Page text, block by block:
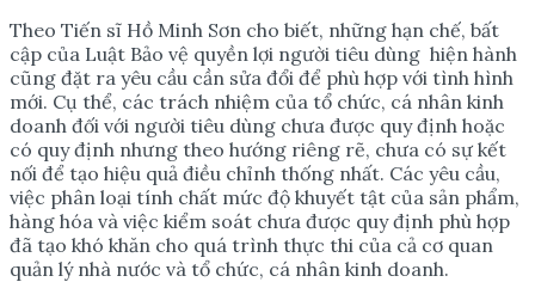
Theo Tiến sĩ Hồ Minh Sơn cho biết, những hạn chế, bất
cập của Luật Bảo vệ quyền lợi người tiêu dùng hiện hành
cũng đặt ra yêu cầu cần sửa đổi để phù hợp với tình hình
mới. Cụ thể, các trách nhiệm của tổ chức, cá nhân kinh
doanh đối với người tiêu dùng chưa được quy định hoặc
có quy định nhưng theo hướng riêng rẽ, chưa có sự kết
nối để tạo hiệu quả điều chỉnh thống nhất. Các yêu cầu,
việc phân loại tính chất mức độ khuyết tật của sản phẩm,
hàng hóa và việc kiểm soát chưa được quy định phù hợp
đã tạo khó khăn cho quá trình thực thi của cả cơ quan
quản lý nhà nước và tổ chức, cá nhân kinh doanh.